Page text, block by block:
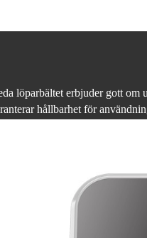
löparbältet erbjuder gott om
hållbarhet för